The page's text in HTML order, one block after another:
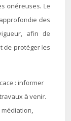
onéreuses. Le
des
afin de
de protéger les
: informer
à venir.